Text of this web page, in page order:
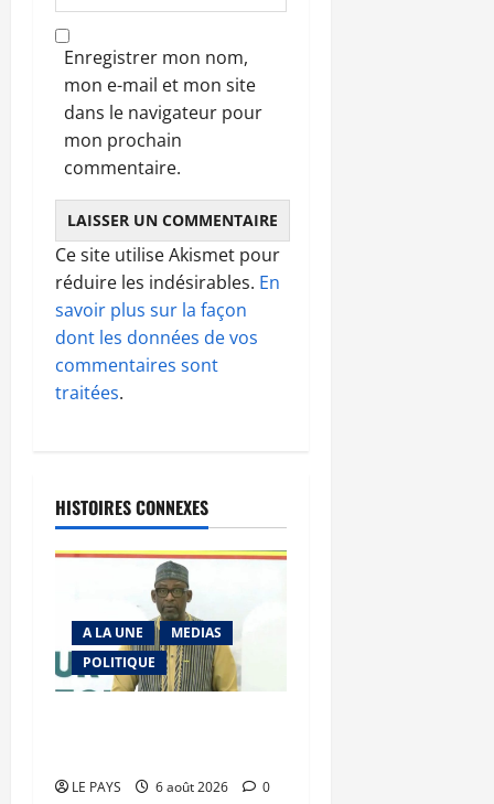
Enregistrer mon nom,
mon e-mail et mon site
dans le navigateur pour
mon prochain
commentaire.
Ce site utilise Akismet pour
réduire les indésirables. En
savoir plus sur la façon
dont les données de vos
commentaires sont
traitées.
HISTOIRES CONNEXES
A LA UNE
MEDIAS
POLITIQUE
LE PAYS 6 août 2026 0